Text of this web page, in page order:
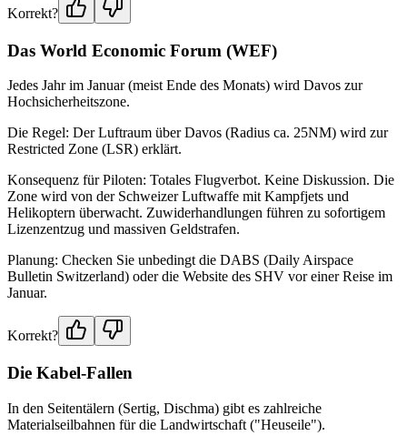
Korrekt?
Das World Economic Forum (WEF)
Jedes Jahr im Januar (meist Ende des Monats) wird Davos zur
Hochsicherheitszone.
Die Regel: Der Luftraum über Davos (Radius ca. 25NM) wird zur
Restricted Zone (LSR) erklärt.
Konsequenz für Piloten: Totales Flugverbot. Keine Diskussion. Die
Zone wird von der Schweizer Luftwaffe mit Kampfjets und
Helikoptern überwacht. Zuwiderhandlungen führen zu sofortigem
Lizenzentzug und massiven Geldstrafen.
Planung: Checken Sie unbedingt die DABS (Daily Airspace
Bulletin Switzerland) oder die Website des SHV vor einer Reise im
Januar.
Korrekt?
Die Kabel-Fallen
In den Seitentälern (Sertig, Dischma) gibt es zahlreiche
Materialseilbahnen für die Landwirtschaft ("Heuseile").